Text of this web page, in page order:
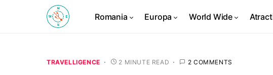
Romania Europa World Wide
TRAVELLIGENCE 2 MINUTE READ 2 COMMENTS